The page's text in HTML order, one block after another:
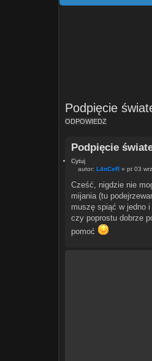
Podpięcie
ODPOWIEDZ
Podpięcie
Cytuj
s
t
autor: L4nCeR » pt 03
Cześć, nigdzie nie
mijania (tu
muszę spiąć w jedno
czy poprostu dobrze
pomoć